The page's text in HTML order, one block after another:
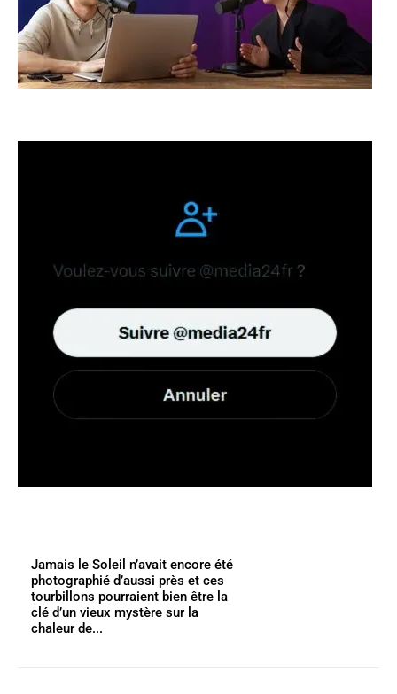
Jamais le Soleil n’avait encore été
photographié d’aussi près et ces
tourbillons pourraient bien être la
clé d’un vieux mystère sur la
chaleur de...